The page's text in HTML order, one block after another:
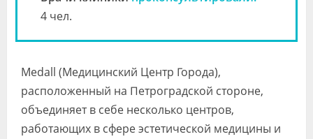
4 чел.
Medall (Медицинский Центр Города),
расположенный на Петроградской стороне,
объединяет в себе несколько центров,
работающих в сфере эстетической медицины и